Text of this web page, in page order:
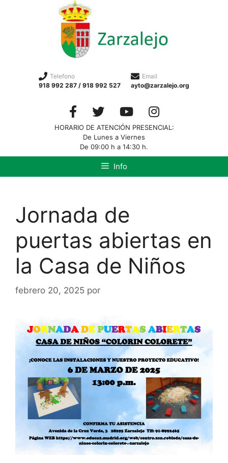
Telefono
918 992 287 / 918 992 527
Email
ayto@zarzalejo.org
HORARIO DE ATENCIÓN PRESENCIAL:
De Lunes a Viernes
De 09:00 h a 14:30 h.
Info
Jornada de
puertas abiertas en
la Casa de Niños
febrero 20, 2025 por